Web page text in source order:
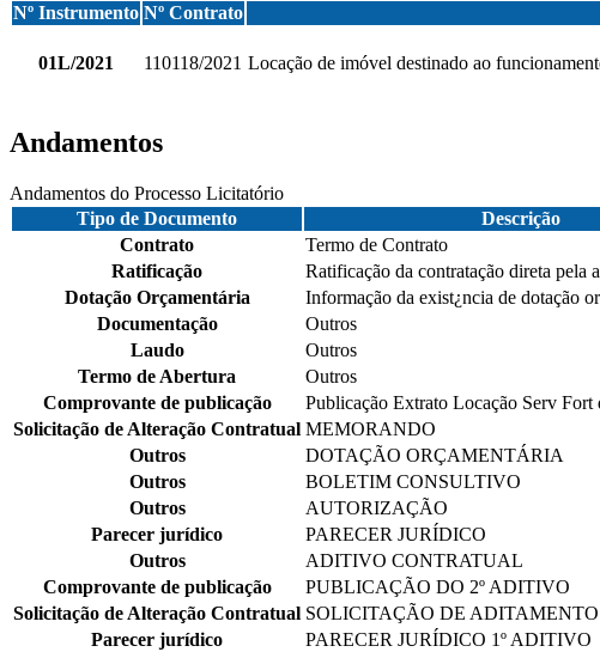
Nº Instrumento Nº Contrato
01L/2021 110118/2021 Locação de imóvel destinado ao
Andamentos
Andamentos do Processo Licitatório
Tipo de Documento
Descrição
Contrato
Termo de Contrato
Ratificação
Ratificação da contratação direta pela
Dotação Orçamentária
Informação da exist¿ncia de dotação
Documentação
Outros
Laudo
Outros
Termo de Abertura
Outros
Comprovante de publicação
Publicação Extrato Locação Serv Fort
Solicitação de Alteração Contratual MEMORANDO
Outros
DOTAÇÃO ORÇAMENTÁRIA
Outros
BOLETIM CONSULTIVO
Outros
AUTORIZAÇÃO
Parecer jurídico
PARECER JURÍDICO
Outros
ADITIVO CONTRATUAL
Comprovante de publicação
PUBLICAÇÃO DO 2º ADITIVO
Solicitação de Alteração Contratual SOLICITAÇÃO DE ADITAMENTO
Parecer jurídico
PARECER JURÍDICO 1º ADITIVO